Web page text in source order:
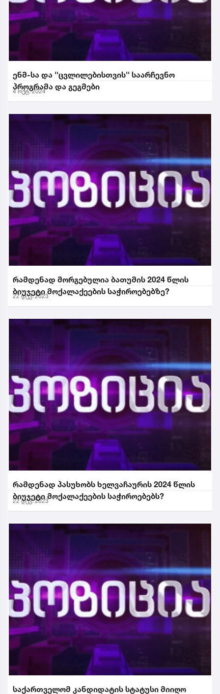
ენმ-სა და ''ცვლილებისთვის'' საარჩევნო
პროგრამა და გეგმები
4 ოქტ. 2024
რამდენად მორგებულია ბათუმის 2024 წლის
ბიუჯეტი მოქალაქეების საჭიროებებზე?
22 დეკ. 2023
რამდენად პასუხობს ხელვაჩაურის 2024 წლის
ბიუჯეტი მოქალაქეების საჭიროებებს?
22 დეკ. 2023
საქართველომ კანდიდატის სტატუსი მიიღო